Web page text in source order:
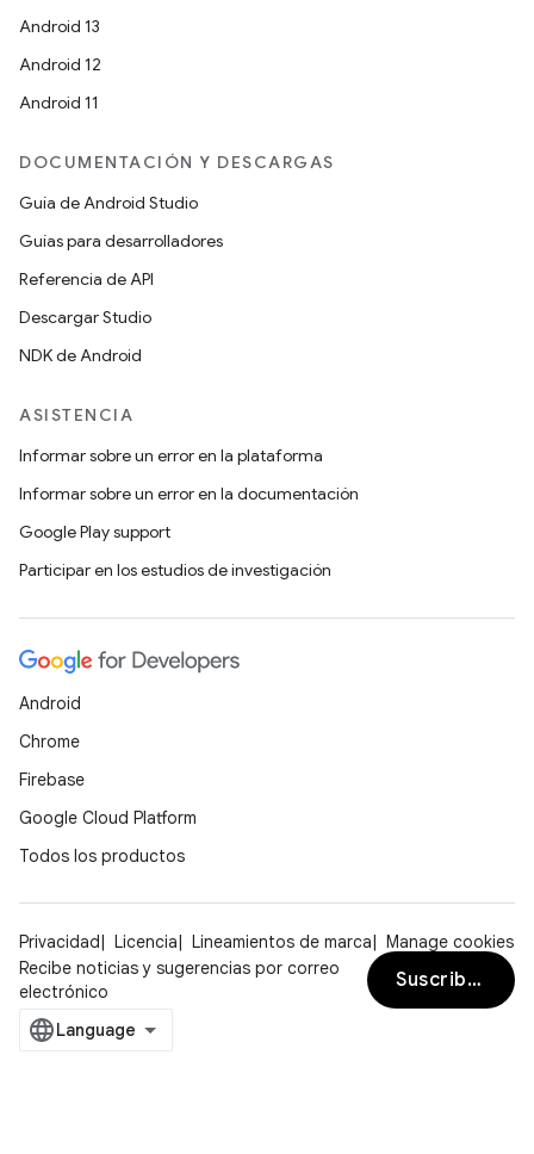
Android 13
Android 12
Android 11
DOCUMENTACIÓN Y DESCARGAS
Guía de Android Studio
Guías para desarrolladores
Referencia de API
Descargar Studio
NDK de Android
ASISTENCIA
Informar sobre un error en la plataforma
Informar sobre un error en la documentación
Google Play support
Participar en los estudios de investigación
Android
Chrome
Firebase
Google Cloud Platform
Todos los productos
Privacidad Licencia Lineamientos de marca
Manage cookies
Recibe noticias y sugerencias por correo
electrónico
Suscribirse